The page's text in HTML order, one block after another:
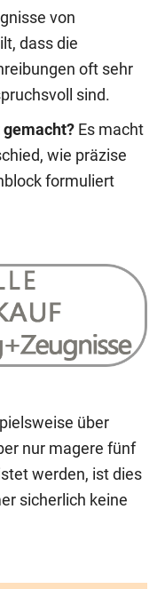
von
dass die
oft sehr
sind.
gemacht? Es macht
wie präzise
formuliert
über
nur magere fünf
werden, ist dies
sicherlich keine